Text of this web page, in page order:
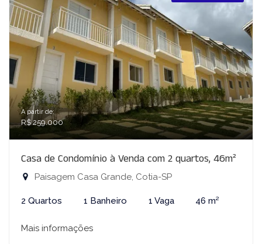
A partir de:
R$ 259.000
Casa de Condomínio à Venda com 2 quartos, 46m²
Paisagem Casa Grande, Cotia-SP
2 Quartos 1 Banheiro 1 Vaga 46 m²
Mais informações